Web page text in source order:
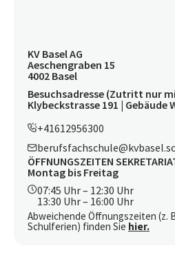
KV Basel AG
Aeschengraben 15
4002 Basel
Besuchsadresse (Zutritt nur
Klybeckstrasse 191 | Gebäude
+41612956300
ÖFFNUNGSZEITEN
Montag bis Freitag
07:45 Uhr – 12:30 Uhr
13:30 Uhr – 16:00 Uhr
Abweichende Öffnungszeiten (z.
Schulferien) finden Sie hier.